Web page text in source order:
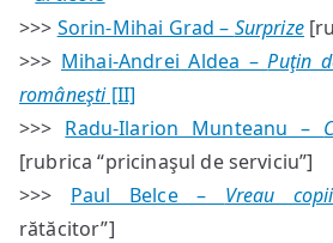
>>> Sorin-Mihai Grad – Surprize
>>> Mihai-Andrei Aldea –Puţin
româneşti[II]
>>> Radu-Ilarion Munteanu –
[rubrica “pricinaşul de serviciu”]
>>> Paul Belce – Vreau
rătăcitor”]